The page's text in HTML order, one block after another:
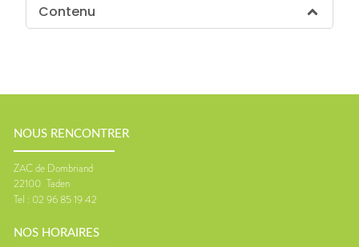
Contenu
NOUS RENCONTRER
ZAC de Dombriand
22100 Taden
Tel : 02 96 85 19 42
NOS HORAIRES